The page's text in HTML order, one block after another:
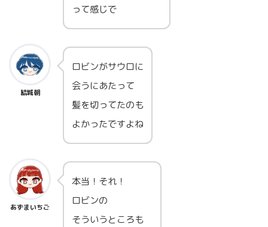
って感じで
結城朝
ロビンがサウロに
会うにあたって
髪を切ってたのも
よかったですよね
あずまいちご
本当！それ！
ロビンの
そういうところも